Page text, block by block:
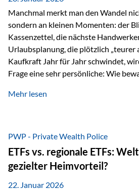
Manchmal merkt man den Wandel
sondern an kleinen Momenten: der
Kassenzettel, die nächste
Urlaubsplanung, die plötzlich „teurer
Kaufkraft Jahr für Jahr schwindet,
Frage eine sehr persönliche: Wie
Sachwerten mit einer Investition in
gerade dann, wenn Märkte nervös
Mehr lesen
PWP - Private Wealth Police
ETFs vs. regionale ETFs:
gezielter Heimvorteil?
22. Januar 2026